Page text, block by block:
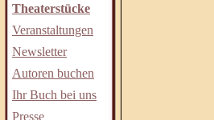
Theaterstücke
Veranstaltungen
Newsletter
Autoren buchen
Ihr Buch bei uns
Presse